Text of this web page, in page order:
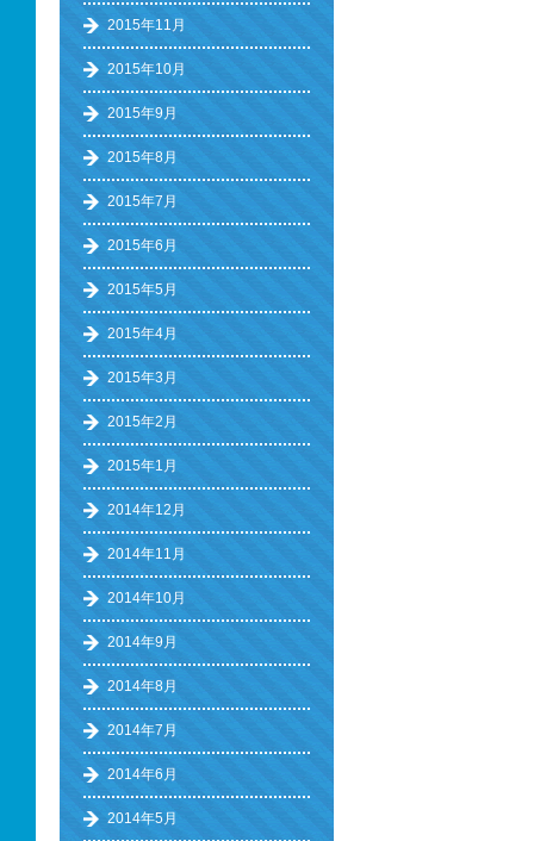
2015年11月
2015年10月
2015年9月
2015年8月
2015年7月
2015年6月
2015年5月
2015年4月
2015年3月
2015年2月
2015年1月
2014年12月
2014年11月
2014年10月
2014年9月
2014年8月
2014年7月
2014年6月
2014年5月